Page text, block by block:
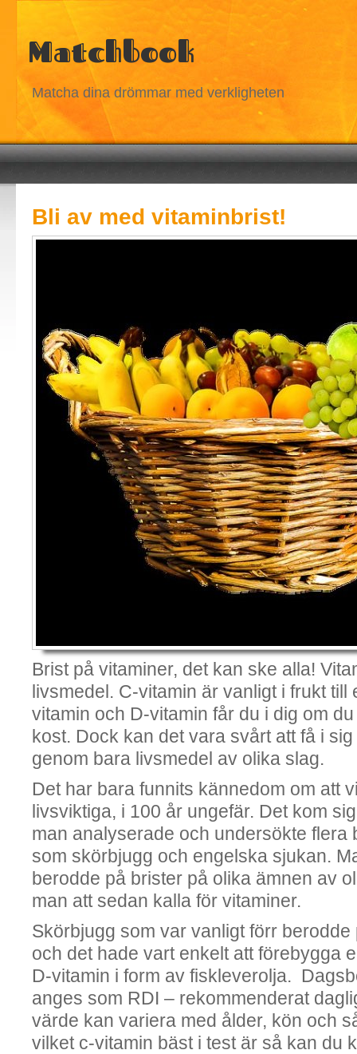
Matchbook
Matcha dina drömmar med verkligheten
Bli av med vitaminbrist!
Brist på vitaminer, det kan ske alla!
livsmedel. C-vitamin är vanligt i frukt till
vitamin och D-vitamin får du i dig om
kost. Dock kan det vara svårt att få i
genom bara livsmedel av olika slag.
Det har bara funnits kännedom om att
livsviktiga, i 100 år ungefär. Det kom
man analyserade och undersökte flera
som skörbjugg och engelska sjukan.
berodde på brister på olika ämnen av
man att sedan kalla för vitaminer.
Skörbjugg som var vanligt förr
och det hade vart enkelt att förebygga
D-vitamin i form av fiskleverolja.
anges som RDI – rekommenderat
värde kan variera med ålder, kön och
vilket c-vitamin bäst i test är så kan du